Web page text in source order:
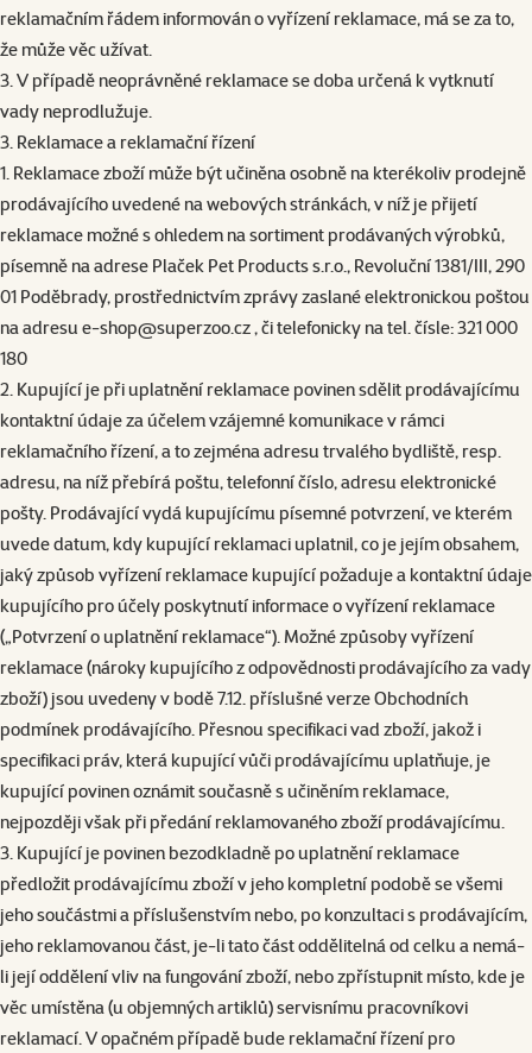
reklamačním řádem informován o vyřízení reklamace, má se za to,
že může věc užívat.
3. V případě neoprávněné reklamace se doba určená k vytknutí
vady neprodlužuje.
3. Reklamace a reklamační řízení
1. Reklamace zboží může být učiněna osobně na kterékoliv prodejně
prodávajícího uvedené na webových stránkách, v níž je přijetí
reklamace možné s ohledem na sortiment prodávaných výrobků,
písemně na adrese Plaček Pet Products s.r.o., Revoluční 1381/III, 290
01 Poděbrady, prostřednictvím zprávy zaslané elektronickou poštou
na adresu e-shop@superzoo.cz, či telefonicky na tel. čísle: 321 000
180
2. Kupující je při uplatnění reklamace povinen sdělit prodávajícímu
kontaktní údaje za účelem vzájemné komunikace v rámci
reklamačního řízení, a to zejména adresu trvalého bydliště, resp.
adresu, na níž přebírá poštu, telefonní číslo, adresu elektronické
pošty. Prodávající vydá kupujícímu písemné potvrzení, ve kterém
uvede datum, kdy kupující reklamaci uplatnil, co je jejím obsahem,
jaký způsob vyřízení reklamace kupující požaduje a kontaktní údaje
kupujícího pro účely poskytnutí informace o vyřízení reklamace
(„Potvrzení o uplatnění reklamace“). Možné způsoby vyřízení
reklamace (nároky kupujícího z odpovědnosti prodávajícího za vady
zboží) jsou uvedeny v bodě 7.12. příslušné verze Obchodních
podmínek prodávajícího. Přesnou specifikaci vad zboží, jakož i
specifikaci práv, která kupující vůči prodávajícímu uplatňuje, je
kupující povinen oznámit současně s učiněním reklamace,
nejpozději však při předání reklamovaného zboží prodávajícímu.
3. Kupující je povinen bezodkladně po uplatnění reklamace
předložit prodávajícímu zboží v jeho kompletní podobě se všemi
jeho součástmi a příslušenstvím nebo, po konzultaci s prodávajícím,
jeho reklamovanou část, je-li tato část oddělitelná od celku a nemá-
li její oddělení vliv na fungování zboží, nebo zpřístupnit místo, kde je
věc umístěna (u objemných artiklů) servisnímu pracovníkovi
reklamací. V opačném případě bude reklamační řízení pro